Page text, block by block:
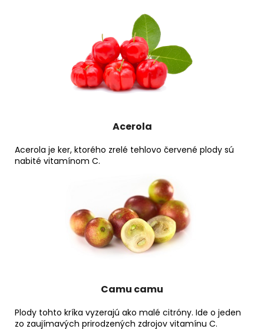
Acerola
Acerola je ker, ktorého zrelé tehlovo červené plody sú
nabité vitamínom C.
Camu camu
Plody tohto kríka vyzerajú ako malé citróny. Ide o jeden
zo zaujímavých prirodzených zdrojov vitamínu C.